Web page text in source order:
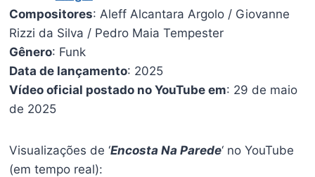
Compositores: Aleff Alcantara Argolo / Giovanne
Rizzi da Silva / Pedro Maia Tempester
Gênero: Funk
Data de lançamento: 2025
Vídeo oficial postado no YouTube em: 29 de maio
de 2025
Visualizações de ‘Encosta Na Parede‘ no YouTube
(em tempo real):